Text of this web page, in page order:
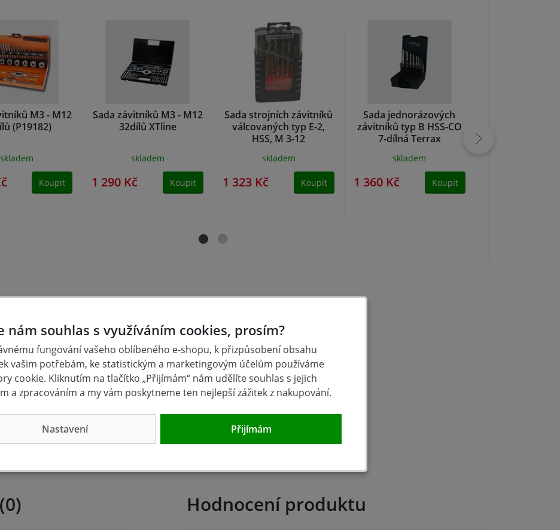
M3 - M12
(P19182)
skladem
Koupit
Sada závitníků M3 - M12
32dílů XTline
skladem
1 290 Kč Koupit
Sada strojních závitníků
válcovaných typ E-2,
HSS, M 3-12
skladem
1 323 Kč Koupit
Sada jednorázových
závitníků typ B HSS-CO
7-dílná Terrax
skladem
1 360 Kč Koupit
5; 6; 8; 10; 12
Hodnocení produktu
nám souhlas s využíváním cookies, prosím?
fungování vašeho oblíbeného e-shopu, k přizpůsobení obsahu
vašim potřebám, ke statistickým a marketingovým účelům používáme
cookie. Kliknutím na tlačítko „Přijímám“ nám udělíte souhlas s jejich
a zpracováním a my vám poskytneme ten nejlepší zážitek z nakupování.
Nastavení Přijímám